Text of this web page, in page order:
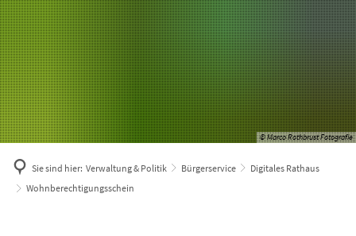
© Marco Rothbrust Fotografie
Sie sind hier: Verwaltung & Politik Bürgerservice
Digitales Rathaus
Wohnberechtigungsschein